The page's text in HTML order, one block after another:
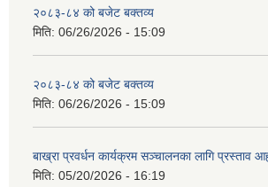
२०८३-८४ को बजेट बक्तव्य
मिति: 06/26/2026 - 15:09
२०८३-८४ को बजेट बक्तव्य
मिति: 06/26/2026 - 15:09
बाख्रा प्रवर्धन कार्यक्रम सञ्चालनका लागि प्रस्ताव
मिति: 05/20/2026 - 16:19